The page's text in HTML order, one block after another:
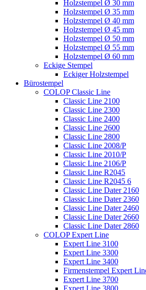
Holzstempel Ø 30 mm
Holzstempel Ø 35 mm
Holzstempel Ø 40 mm
Holzstempel Ø 45 mm
Holzstempel Ø 50 mm
Holzstempel Ø 55 mm
Holzstempel Ø 60 mm
Eckige Stempel
Eckiger Holzstempel
Bürostempel
COLOP Classic Line
Classic Line 2100
Classic Line 2300
Classic Line 2400
Classic Line 2600
Classic Line 2800
Classic Line 2008/P
Classic Line 2010/P
Classic Line 2106/P
Classic Line R2045
Classic Line R2045 6
Classic Line Dater 2160
Classic Line Dater 2360
Classic Line Dater 2460
Classic Line Dater 2660
Classic Line Dater 2860
COLOP Expert Line
Expert Line 3100
Expert Line 3300
Expert Line 3400
Firmenstempel Expert
Expert Line 3700
Expert Line 3800